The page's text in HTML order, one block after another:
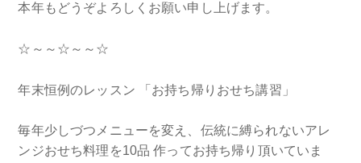
本年もどうぞよろしくお願い申し上げます。
☆～～☆～～☆
年末恒例のレッスン 「お持ち帰りおせち講習」
毎年少しづつメニューを変え、伝統に縛られないアレ
ンジおせち料理を10品 作ってお持ち帰り頂いていま